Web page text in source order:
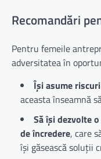
Recomandări
Pentru femeile
adversitatea în
Își asume
aceasta înseamnă
Să își dezvolte
de încredere, care
își găsească soluții